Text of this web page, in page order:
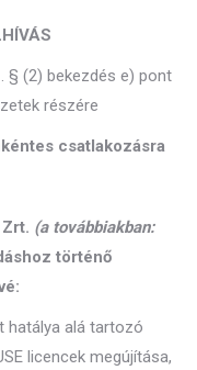
§ (2) bekezdés e) pont
részére
csatlakozásra
(a továbbiakban:
történő
hatálya alá tartozó
licencek megújítása,